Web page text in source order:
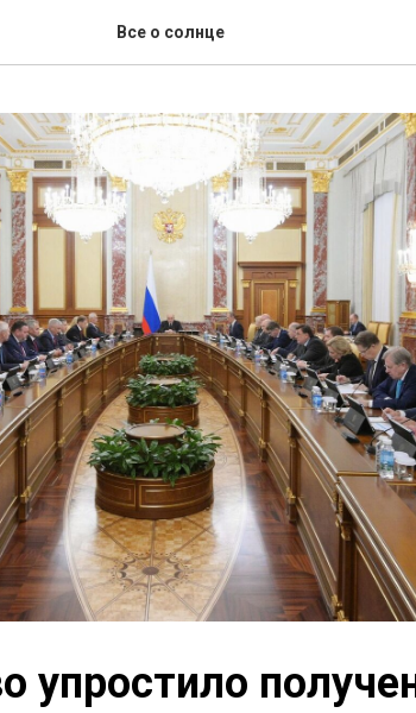
Все о солнце
упростило